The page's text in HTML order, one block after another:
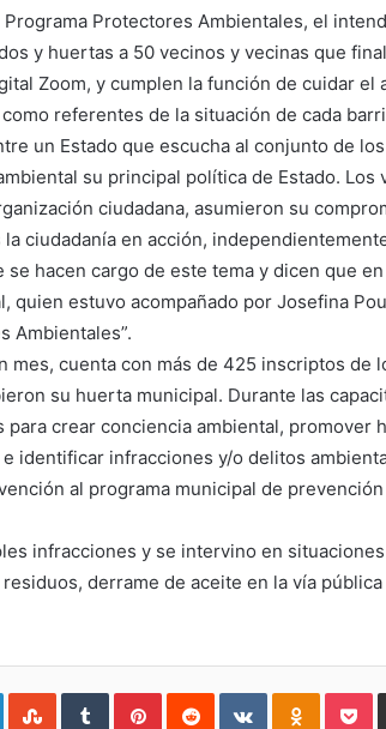
Protectores Ambientales, el
y huertas a 50 vecinos y vecinas que
Zoom, y cumplen la función de cuidar el
referentes de la situación de cada
un Estado que escucha al conjunto de
su principal política de Estado. Los
ciudadana, asumieron su
ciudadanía en acción,
hacen cargo de este tema y dicen que
quien estuvo acompañado por Josefina
Ambientales”.
mes, cuenta con más de 425 inscriptos de
su huerta municipal. Durante las
crear conciencia ambiental, promover
identificar infracciones y/o delitos
al programa municipal de
infracciones y se intervino en
derrame de aceite en la vía
LinkedInStumbleUpon
TumblrPinterestReddit VKontakte